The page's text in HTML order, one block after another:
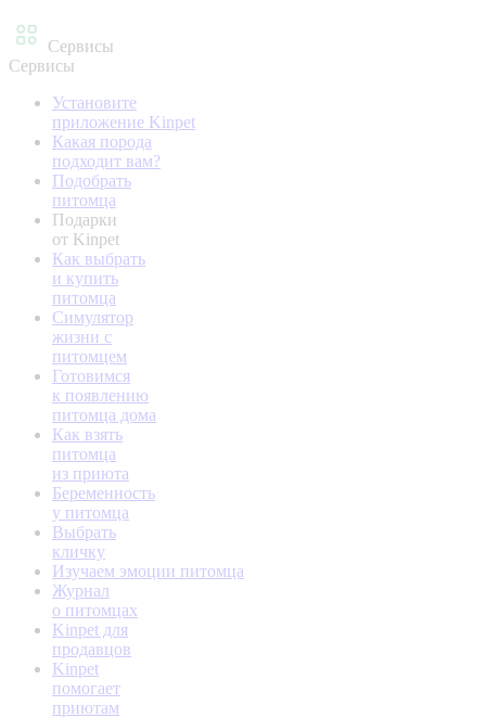
Сервисы
Сервисы
Установите
приложение Kinpet
Какая порода
подходит вам?
Подобрать
питомца
Подарки
от Kinpet
Как выбрать
и купить
питомца
Симулятор
жизни с
питомцем
Готовимся
к появлению
питомца дома
Как взять
питомца
из приюта
Беременность
у питомца
Выбрать
кличку
Изучаем эмоции питомца
Журнал
о питомцах
Kinpet для
продавцов
Kinpet
помогает
приютам